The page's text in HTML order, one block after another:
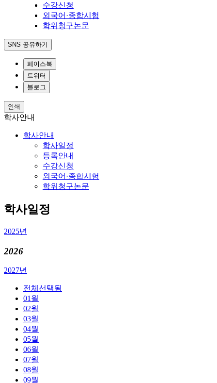
수강신청
외국어·종합시험
학위청구논문
SNS 공유하기
페이스북
트위터
블로그
인쇄
학사안내
학사안내
학사일정
등록안내
수강신청
외국어·종합시험
학위청구논문
학사일정
2025년
2026
2027년
전체 선택됨
01월
02월
03월
04월
05월
06월
07월
08월
09월